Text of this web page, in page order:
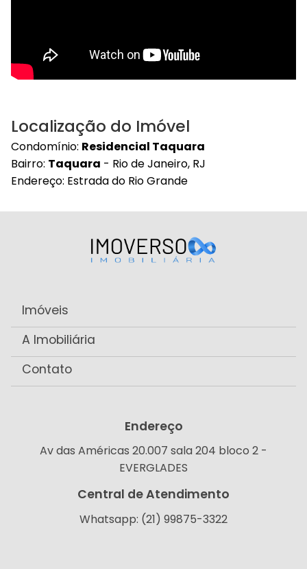
Localização do Imóvel
Condomínio: Residencial Taquara
Bairro: Taquara - Rio de Janeiro, RJ
Endereço: Estrada do Rio Grande
Imóveis
A Imobiliária
Contato
Endereço
Av das Américas 20.007 sala 204 bloco 2 -
EVERGLADES
Central de Atendimento
Whatsapp: (21) 99875-3322